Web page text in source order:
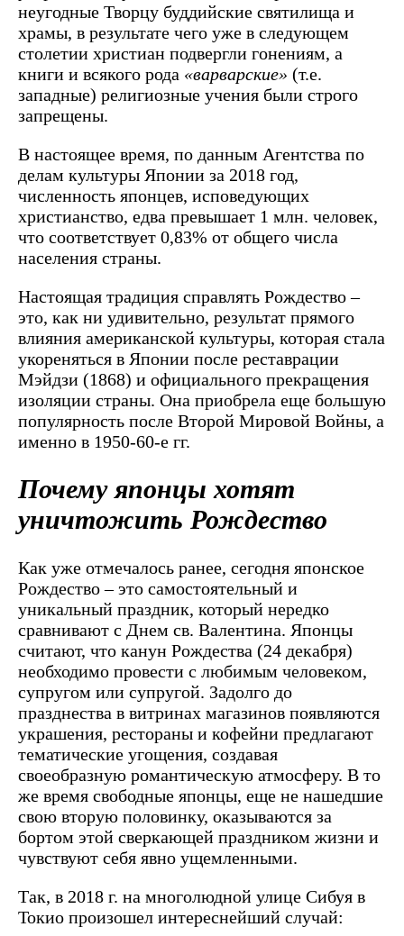
неугодные Творцу буддийские святилища и
храмы, в результате чего уже в следующем
столетии христиан подвергли гонениям, а
книги и всякого рода «варварские» (т.е.
западные) религиозные учения были строго
запрещены.
В настоящее время, по данным Агентства по
делам культуры Японии за 2018 год,
численность японцев, исповедующих
христианство, едва превышает 1 млн. человек,
что соответствует 0,83% от общего числа
населения страны.
Настоящая традиция справлять Рождество –
это, как ни удивительно, результат прямого
влияния американской культуры, которая стала
укореняться в Японии после реставрации
Мэйдзи (1868) и официального прекращения
изоляции страны. Она приобрела еще большую
популярность после Второй Мировой Войны, а
именно в 1950-60-е гг.
Почему японцы хотят
уничтожить Рождество
Как уже отмечалось ранее, сегодня японское
Рождество – это самостоятельный и
уникальный праздник, который нередко
сравнивают с Днем св. Валентина. Японцы
считают, что канун Рождества (24 декабря)
необходимо провести с любимым человеком,
супругом или супругой. Задолго до
празднества в витринах магазинов появляются
украшения, рестораны и кофейни предлагают
тематические угощения, создавая
своеобразную романтическую атмосферу. В то
же время свободные японцы, еще не нашедшие
свою вторую половинку, оказываются за
бортом этой сверкающей праздником жизни и
чувствуют себя явно ущемленными.
Так, в 2018 г. на многолюдной улице Сибуя в
Токио произошел интереснейший случай: